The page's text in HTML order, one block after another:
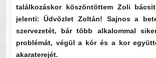
találkozáskor köszöntöttem Zoli
jelenti: Üdvözlet Zoltán! Sajnos a
szervezetét, bár több alkalommal
problémát, végül a kór és a kor
akaraterejét.